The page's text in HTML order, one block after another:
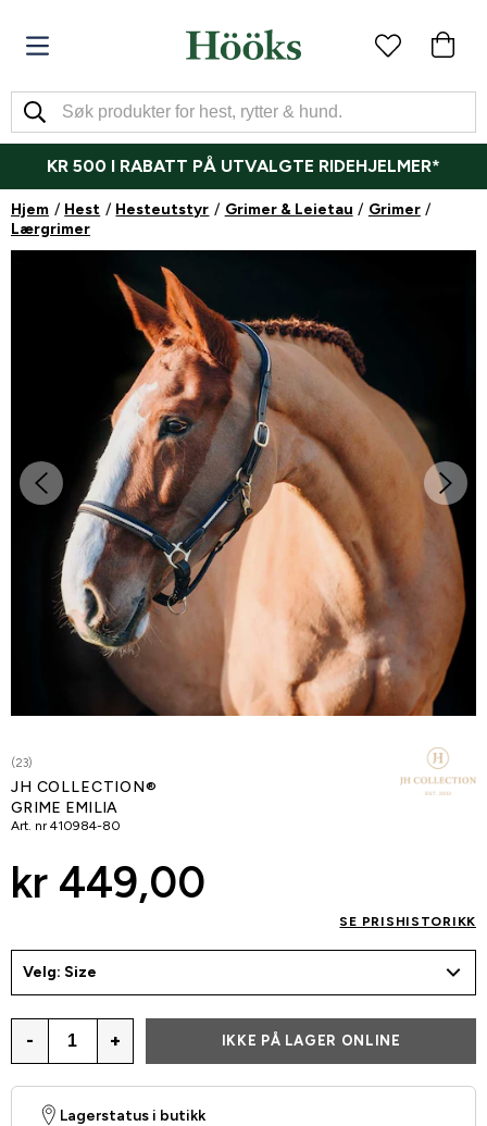
KR 500 I RABATT PÅ UTVALGTE RIDEHJELMER*
Hjem Hest Hesteutstyr Grimer & Leietau
Grimer
Lærgrimer
(23)
JH COLLECTION®
GRIME EMILIA
Art. nr 410984-80
kr 449,00
SE PRISHISTORIKK
Velg: Size
- + IKKE PÅ LAGER ONLINE
Lagerstatus i butikk